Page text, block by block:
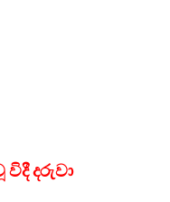
දරුවා